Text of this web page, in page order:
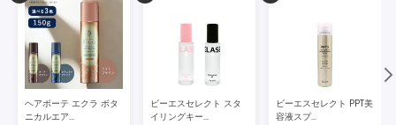
ヘアボーテ エクラ ボタ
ニカルエア...
ビーエスセレクト スタ
イリングキー...
ビーエスセレクト PPT美
容液スプ...